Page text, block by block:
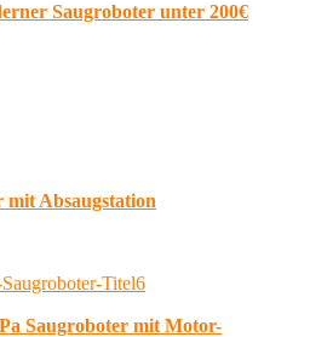
Saugroboter unter 200€
mit Absaugstation
Saugroboter mit Motor-